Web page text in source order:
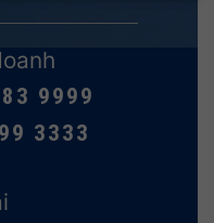
9999
3333